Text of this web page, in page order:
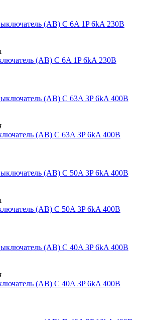
(АВ) C 6A 1P 6kA 230В
(АВ) C 63A 3P 6kA 400В
(АВ) C 50A 3P 6kA 400В
(АВ) C 40A 3P 6kA 400В